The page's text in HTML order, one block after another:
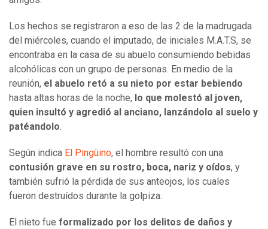
Los hechos se registraron a eso de las 2 de la madrugada
del miércoles, cuando el imputado, de iniciales M.A.T.S, se
encontraba en la casa de su abuelo consumiendo bebidas
alcohólicas con un grupo de personas. En medio de la
reunión, el abuelo retó a su nieto por estar bebiendo
hasta altas horas de la noche, lo que molestó al joven,
quien insultó y agredió al anciano, lanzándolo al suelo y
patéandolo.
Según indica El Pingüino, el hombre resultó con una
contusión grave en su rostro, boca, nariz y oídos, y
también sufrió la pérdida de sus anteojos, los cuales
fueron destruídos durante la golpiza.
El nieto fue formalizado por los delitos de daños y